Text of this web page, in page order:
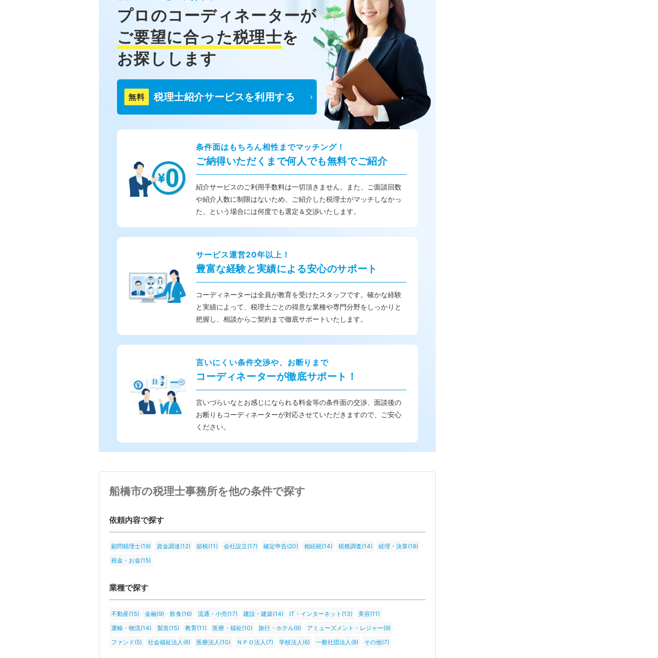
プロのコーディネーターが
ご要望に合った税理士を
お探しします
無料 税理士紹介サービスを利用する
条件面はもちろん相性までマッチング！
ご納得いただくまで何人でも無料でご紹介
紹介サービスのご利用手数料は一切頂きません。また、ご面談回数
や紹介人数に制限はないため、ご紹介した税理士がマッチしなかっ
た、という場合には何度でも選定＆交渉いたします。
サービス運営20年以上！
豊富な経験と実績による安心のサポート
コーディネーターは全員が教育を受けたスタッフです。確かな経験
と実績によって、税理士ごとの得意な業種や専門分野をしっかりと
把握し、相談からご契約まで徹底サポートいたします。
言いにくい条件交渉や、お断りまで
コーディネーターが徹底サポート！
言いづらいなとお感じになられる料金等の条件面の交渉、面談後の
お断りもコーディネーターが対応させていただきますので、ご安心
ください。
船橋市の税理士事務所を他の条件で探す
依頼内容で探す
顧問税理士(19) 資金調達(12) 節税(11) 会社設立(17) 確定申告(20) 相続税(14) 税務調査(14)
経理・決算(18)
税金・お金(15)
業種で探す
不動産(15) 金融(9) 飲食(16) 流通・小売(17) 建設・建築(14) IT・インターネット(13)
美容(11)
運輸・物流(14)
製造(15) 教育(11) 医療・福祉(10) 旅行・ホテル(9)
アミューズメント・レジャー(9)
ファンド(5)
社会福祉法人(6) 医療法人(10) ＮＰＯ法人(7) 学校法人(6) 一般社団法人(8) その他(7)